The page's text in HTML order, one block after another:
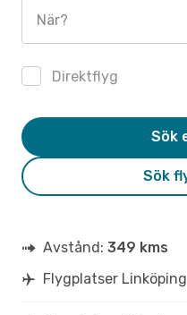
När?
Direktflyg
Sök
Sök
Avstånd: 349 kms
Flygplatser Linköping